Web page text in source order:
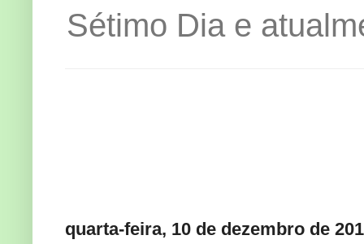
Sétimo Dia e
quarta-feira, 10 de dezembro de